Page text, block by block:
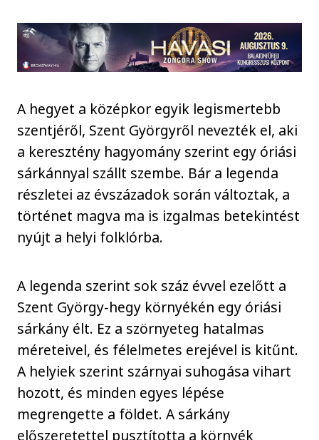
A hegyet a középkor egyik legismertebb
szentjéről, Szent Györgyről nevezték el, aki
a keresztény hagyomány szerint egy óriási
sárkánnyal szállt szembe. Bár a legenda
részletei az évszázadok során változtak, a
történet magva ma is izgalmas betekintést
nyújt a helyi folklórba.
A legenda szerint sok száz évvel ezelőtt a
Szent György-hegy környékén egy óriási
sárkány élt. Ez a szörnyeteg hatalmas
méreteivel, és félelmetes erejével is kitűnt.
A helyiek szerint szárnyai suhogása vihart
hozott, és minden egyes lépése
megrengette a földet. A sárkány
előszeretettel pusztította a környék